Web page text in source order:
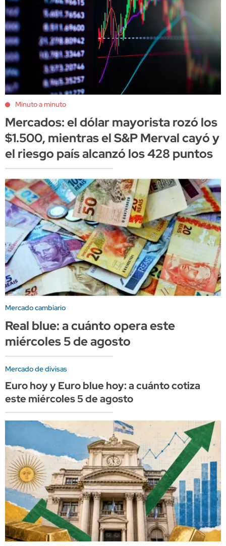
Minuto a minuto
Mercados: el dólar mayorista rozó los
$1.500, mientras el S&P Merval cayó y
el riesgo país alcanzó los 428 puntos
Mercado cambiario
Real blue: a cuánto opera este
miércoles 5 de agosto
Mercado de divisas
Euro hoy y Euro blue hoy: a cuánto cotiza
este miércoles 5 de agosto